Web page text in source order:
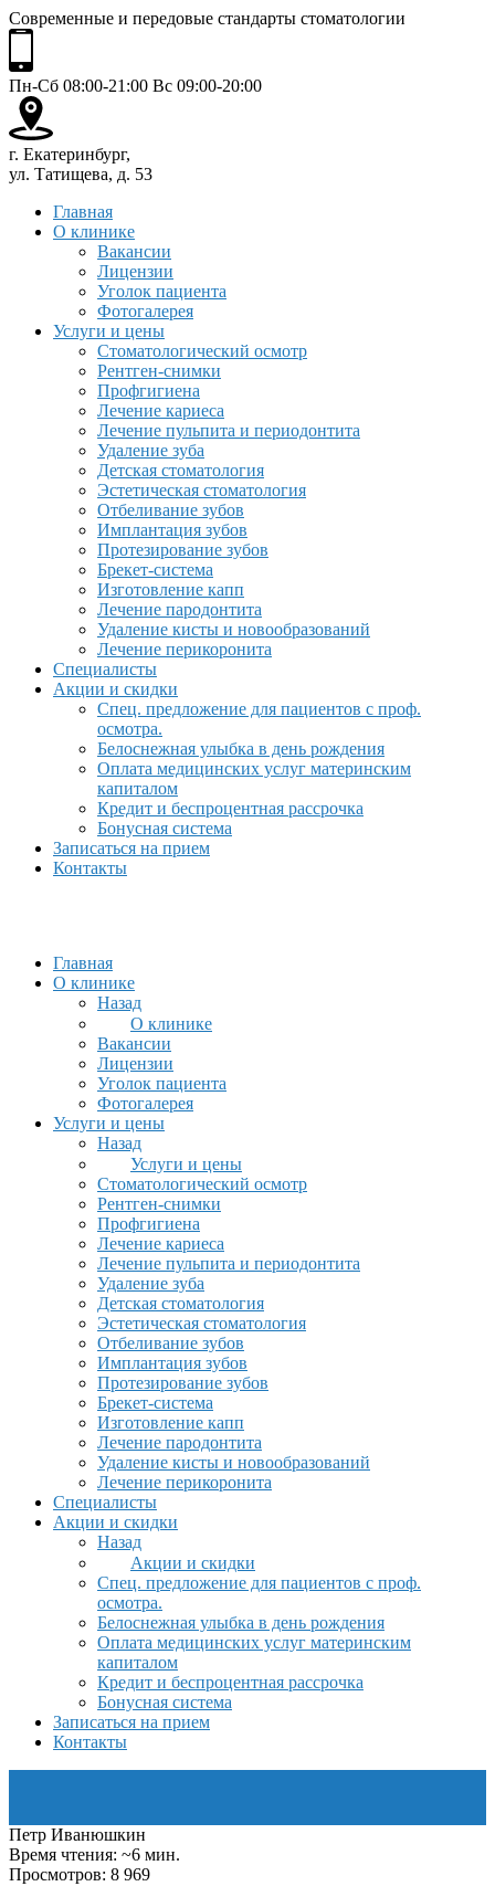
Современные и передовые стандарты стоматологии
Пн-Сб 08:00-21:00 Вс 09:00-20:00
г. Екатеринбург,
ул. Татищева, д. 53
Главная
О клинике
Вакансии
Лицензии
Уголок пациента
Фотогалерея
Услуги и цены
Стоматологический осмотр
Рентген-снимки
Профгигиена
Лечение кариеса
Лечение пульпита и периодонтита
Удаление зуба
Детская стоматология
Эстетическая стоматология
Отбеливание зубов
Имплантация зубов
Протезирование зубов
Брекет-система
Изготовление капп
Лечение пародонтита
Удаление кисты и новообразований
Лечение перикоронита
Специалисты
Акции и скидки
Спец. предложение для пациентов с проф.
осмотра.
Белоснежная улыбка в день рождения
Оплата медицинских услуг материнским
капиталом
Кредит и беспроцентная рассрочка
Бонусная система
Записаться на прием
Контакты
Главная
О клинике
Назад
О клинике
Вакансии
Лицензии
Уголок пациента
Фотогалерея
Услуги и цены
Назад
Услуги и цены
Стоматологический осмотр
Рентген-снимки
Профгигиена
Лечение кариеса
Лечение пульпита и периодонтита
Удаление зуба
Детская стоматология
Эстетическая стоматология
Отбеливание зубов
Имплантация зубов
Протезирование зубов
Брекет-система
Изготовление капп
Лечение пародонтита
Удаление кисты и новообразований
Лечение перикоронита
Специалисты
Акции и скидки
Назад
Акции и скидки
Спец. предложение для пациентов с проф.
осмотра.
Белоснежная улыбка в день рождения
Оплата медицинских услуг материнским
капиталом
Кредит и беспроцентная рассрочка
Бонусная система
Записаться на прием
Контакты
Петр Иванюшкин
Время чтения: ~6 мин.
Просмотров: 8 969